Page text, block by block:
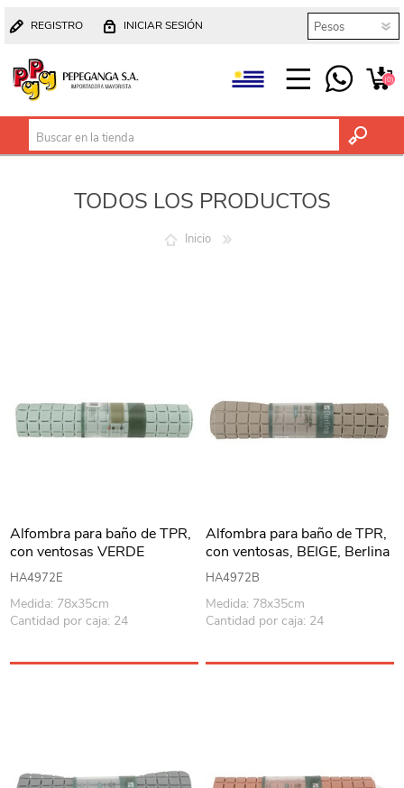
REGISTRO INICIAR SESIÓN
(0)
TODOS LOS PRODUCTOS
Inicio
Alfombra para baño de TPR,
con ventosas VERDE
CLARO, Berlina Home
HA4972E
Medida: 78x35cm
Cantidad por caja: 24
Alfombra para baño de TPR,
con ventosas, BEIGE, Berlina
Home
HA4972B
Medida: 78x35cm
Cantidad por caja: 24